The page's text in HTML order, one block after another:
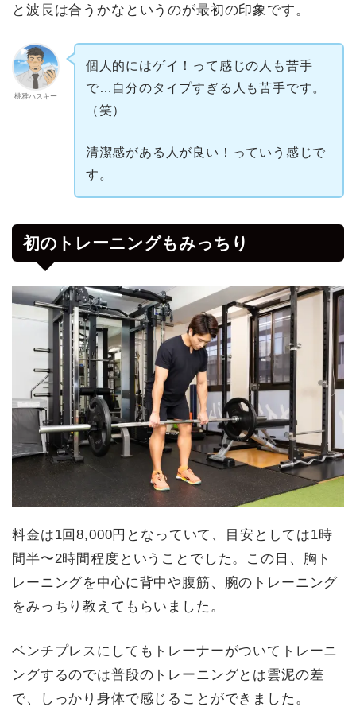
と波長は合うかなというのが最初の印象です。
桃雅ハスキー
個人的にはゲイ！って感じの人も苦手
で…自分のタイプすぎる人も苦手です。
（笑）
清潔感がある人が良い！っていう感じで
す。
初のトレーニングもみっちり
料金は1回8,000円となっていて、目安としては1時
間半〜2時間程度ということでした。この日、胸ト
レーニングを中心に背中や腹筋、腕のトレーニング
をみっちり教えてもらいました。
ベンチプレスにしてもトレーナーがついてトレーニ
ングするのでは普段のトレーニングとは雲泥の差
で、しっかり身体で感じることができました。